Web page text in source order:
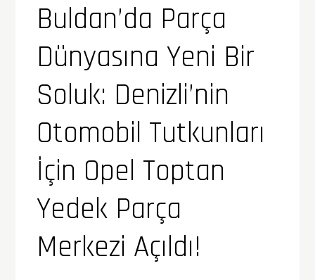
Buldan’da Parça
Dünyasına Yeni Bir
Soluk: Denizli’nin
Otomobil Tutkunları
İçin Opel Toptan
Yedek Parça
Merkezi Açıldı!